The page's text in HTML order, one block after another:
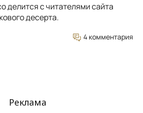
делится с читателями сайта
десерта.
4 комментария
Реклама